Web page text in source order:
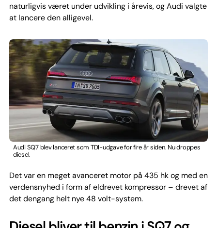
naturligvis været under udvikling i årevis, og Audi valgte
at lancere den alligevel.
Audi SQ7 blev lanceret som TDI-udgave for fire år siden. Nu droppes
diesel.
Det var en meget avanceret motor på 435 hk og med en
verdensnyhed i form af eldrevet kompressor – drevet af
det dengang helt nye 48 volt-system.